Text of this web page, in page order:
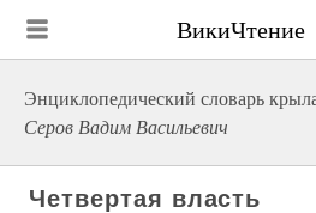
ВикиЧтение
Энциклопедический словарь
Серов Вадим Васильевич
Четвертая власть